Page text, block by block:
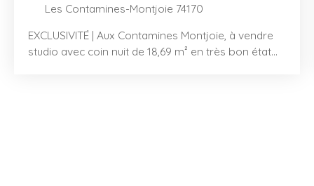
Les Contamines-Montjoie 74170
EXCLUSIVITÉ | Aux Contamines Montjoie, à vendre
studio avec coin nuit de 18,69 m² en très bon état